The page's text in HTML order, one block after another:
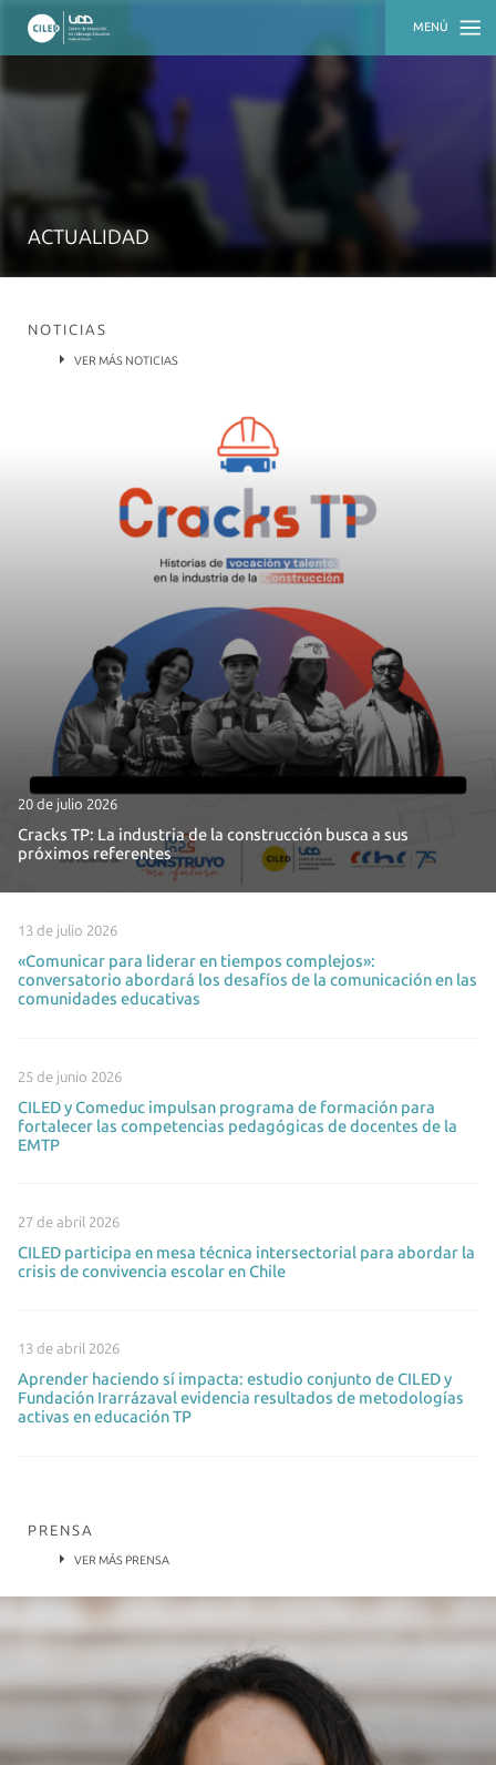
ACTUALIDAD
MENÚ
QUÉ
NOTICIAS
VER MÁS NOTICIAS
20 de julio 2026
Cracks TP: La industria de la construcción busca a sus
próximos referentes
13 de julio 2026
«Comunicar para liderar en tiempos complejos»:
conversatorio abordará los desafíos de la comunicación en las
comunidades educativas
25 de junio 2026
CILED y Comeduc impulsan programa de formación para
fortalecer las competencias pedagógicas de docentes de la
EMTP
27 de abril 2026
CILED participa en mesa técnica intersectorial para abordar la
crisis de convivencia escolar en Chile
13 de abril 2026
Aprender haciendo sí impacta: estudio conjunto de CILED y
Fundación Irarrázaval evidencia resultados de metodologías
activas en educación TP
PRENSA
VER MÁS PRENSA